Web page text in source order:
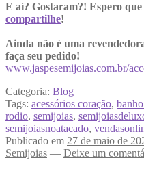
E aí? Gostaram?! Espero
compartilhe!
Ainda não é uma
faça seu pedido!
www.jaspesemijoias.com.br/
Categoria: Blog
Tags: acessórios coração,
rodio, semijoias,
semijoiasnoatacado,
Publicado em 27 de maio de
Semijoias — Deixe um